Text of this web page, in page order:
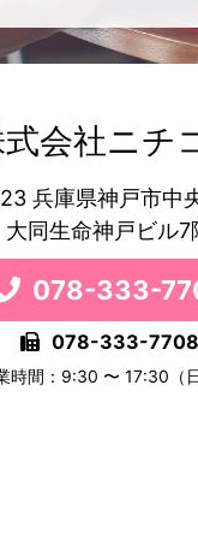
会社ニチ
兵庫県神戸市中
大同生命神戸ビル7
078-333-
078-333-7708
時間：9:30 〜 17:30（日